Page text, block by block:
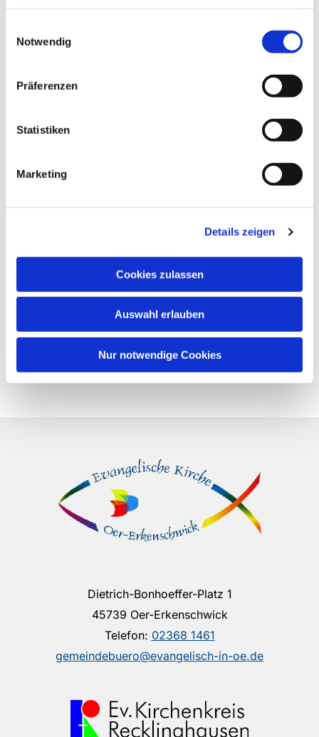
Notwendig
Präferenzen
Statistiken
Marketing
Details zeigen
Cookies zulassen
Auswahl erlauben
Nur notwendige Cookies
Dies könnte Sie auch
Dietrich-Bonhoeffer-Platz 1
45739 Oer-Erkenschwick
Telefon: 02368 1461
gemeindebuero@evangelisch-in-oe.de